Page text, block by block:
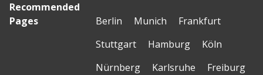
Recommended
Pages
Berlin Munich
Frankfurt
Stuttgart
Hamburg
Köln
Nürnberg
Karlsruhe Freiburg